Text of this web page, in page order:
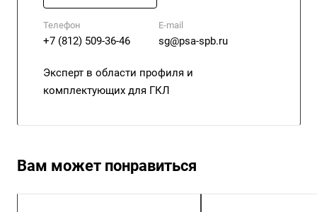
Телефон
+7 (812) 509-36-46
E-mail
sg@psa-spb.ru
Эксперт в области профиля и
комплектующих для ГКЛ
Вам может понравиться